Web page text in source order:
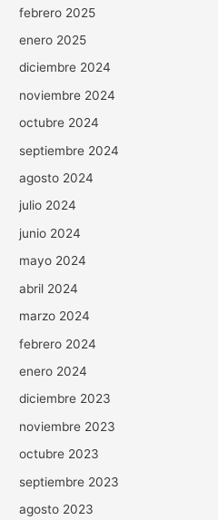
febrero 2025
enero 2025
diciembre 2024
noviembre 2024
octubre 2024
septiembre 2024
agosto 2024
julio 2024
junio 2024
mayo 2024
abril 2024
marzo 2024
febrero 2024
enero 2024
diciembre 2023
noviembre 2023
octubre 2023
septiembre 2023
agosto 2023